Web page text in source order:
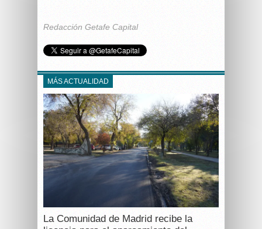
Redacción Getafe Capital
MÁS ACTUALIDAD
La Comunidad de Madrid recibe la